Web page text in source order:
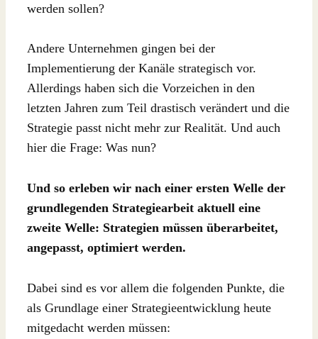
werden sollen?
Andere Unternehmen gingen bei der
Implementierung der Kanäle strategisch vor.
Allerdings haben sich die Vorzeichen in den
letzten Jahren zum Teil drastisch verändert und die
Strategie passt nicht mehr zur Realität. Und auch
hier die Frage: Was nun?
Und so erleben wir nach einer ersten Welle der
grundlegenden Strategiearbeit aktuell eine
zweite Welle: Strategien müssen überarbeitet,
angepasst, optimiert werden.
Dabei sind es vor allem die folgenden Punkte, die
als Grundlage einer Strategieentwicklung heute
mitgedacht werden müssen: